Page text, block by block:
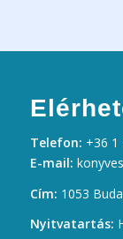
Telefon: +36 1
E-mail:
Cím: 1053
Nyitvatartás: